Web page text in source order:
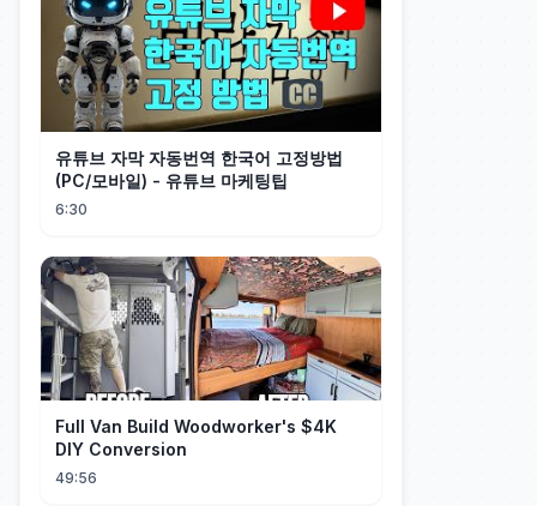
유튜브 자막 자동번역 한국어 고정방법
(PC/모바일) - 유튜브 마케팅팁
6:30
Full Van Build Woodworker's $4K
DIY Conversion
49:56